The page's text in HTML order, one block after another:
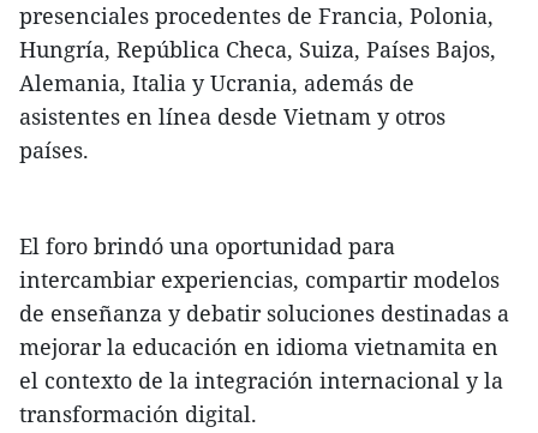
presenciales procedentes de Francia, Polonia,
Hungría, República Checa, Suiza, Países Bajos,
Alemania, Italia y Ucrania, además de
asistentes en línea desde Vietnam y otros
países.
El foro brindó una oportunidad para
intercambiar experiencias, compartir modelos
de enseñanza y debatir soluciones destinadas a
mejorar la educación en idioma vietnamita en
el contexto de la integración internacional y la
transformación digital.